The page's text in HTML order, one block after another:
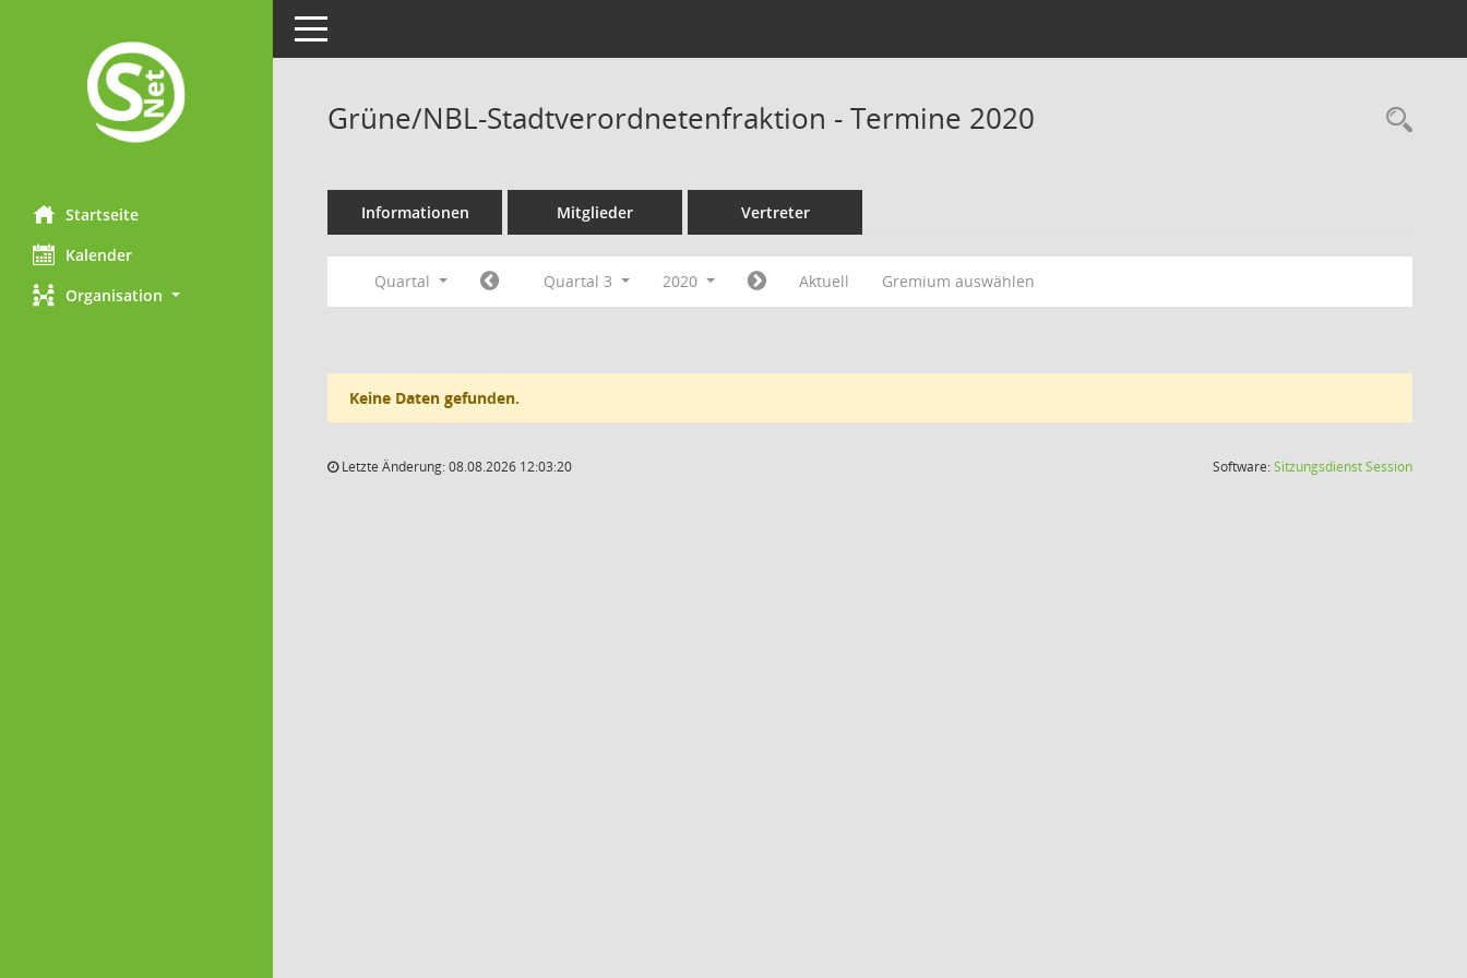
Startseite
Kalender
Organisation
Toggle navigation
Grüne/NBL-Stadtverordnetenfraktion - Termine 2020
Informationen Mitglieder Vertreter
Quartal Quartal 3 2020 Aktuell Gremium auswählen
Keine Daten gefunden.
Letzte Änderung: 08.08.2026 12:03:20 Software:SitzungsdienstSession(Wird in